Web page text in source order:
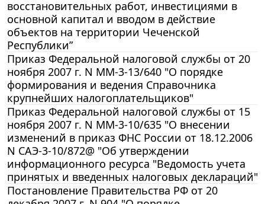
восстановительных работ, инвестициями в
основной капитал и вводом в действие
объектов на территории Чеченской
Республики”
Приказ Федеральной налоговой службы от 20
ноября 2007 г. N ММ-3-13/640 "О порядке
формирования и ведения Справочника
крупнейших налогоплательщиков"
Приказ Федеральной налоговой службы от 15
ноября 2007 г. N ММ-3-10/635 "О внесении
изменений в приказ ФНС России от 18.12.2006
N САЭ-3-10/872@ "Об утверждении
информационного ресурса "Ведомость учета
принятых и введенных налоговых деклараций"
Постановление Правительства РФ от 20